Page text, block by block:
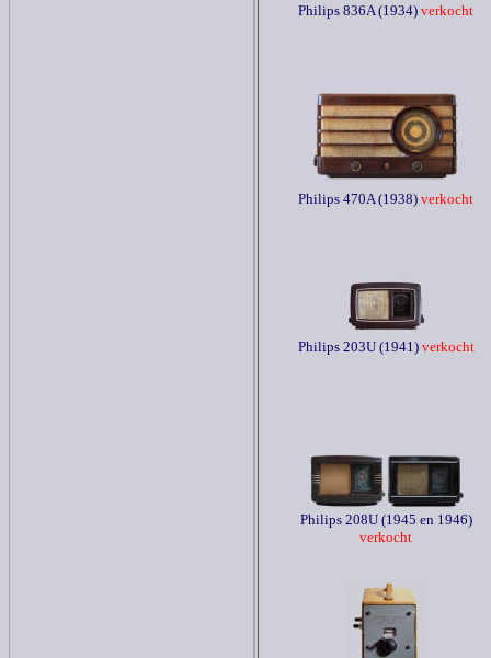
Philips 836A (1934) verkocht
Philips 470A (1938) verkocht
Philips 203U (1941)verkocht
Philips 208U (1945 en 1946)
verkocht